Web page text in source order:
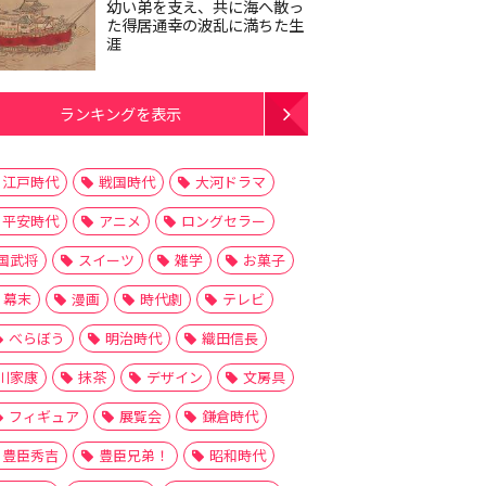
幼い弟を支え、共に海へ散っ
た得居通幸の波乱に満ちた生
涯
ランキングを表示
江戸時代 戦国時代
大河ドラマ
平安時代
アニメ
ロングセラー
武将
スイーツ 雑学
お菓子
幕末
漫画 時代劇
テレビ
べらぼう
明治時代
織田信長
家康
抹茶 デザイン
文房具
フィギュア
展覧会
鎌倉時代
豊臣秀吉
豊臣兄弟！
昭和時代